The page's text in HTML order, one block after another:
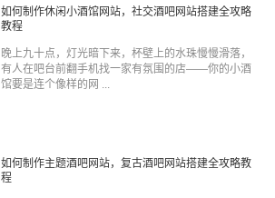
如何制作休闲小酒馆网站，社交酒吧网站搭建全攻略
教程
晚上九十点，灯光暗下来，杯壁上的水珠慢慢滑落，
有人在吧台前翻手机找一家有氛围的店——你的小酒
馆要是连个像样的网 ...
如何制作主题酒吧网站，复古酒吧网站搭建全攻略教
程